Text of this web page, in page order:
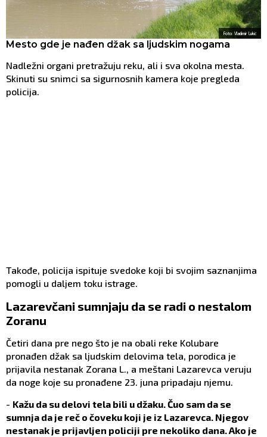
Foto: Vladimir Lukić
Mesto gde je nađen džak sa ljudskim nogama
Nadležni organi pretražuju reku, ali i sva okolna mesta.
Skinuti su snimci sa sigurnosnih kamera koje pregleda
policija.
Takođe, policija ispituje svedoke koji bi svojim saznanjima
pomogli u daljem toku istrage.
Lazarevčani sumnjaju da se radi o nestalom
Zoranu
Četiri dana pre nego što je na obali reke Kolubare
pronađen džak sa ljudskim delovima tela, porodica je
prijavila nestanak Zorana L., a meštani Lazarevca veruju
da noge koje su pronađene 23. juna pripadaju njemu.
- Kažu da su delovi tela bili u džaku. Čuo sam da se
sumnja da je reč o čoveku koji je iz Lazarevca. Njegov
nestanak je prijavljen policiji pre nekoliko dana. Ako je